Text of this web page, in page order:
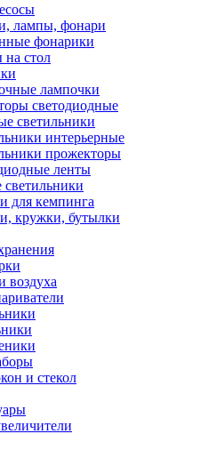
лампы, фонари
фонарики
стол
лампочки
светодиодные
светильники
интерьерные
прожекторы
ленты
для кемпинга
кружки, бутылки
воздуха
и стекол